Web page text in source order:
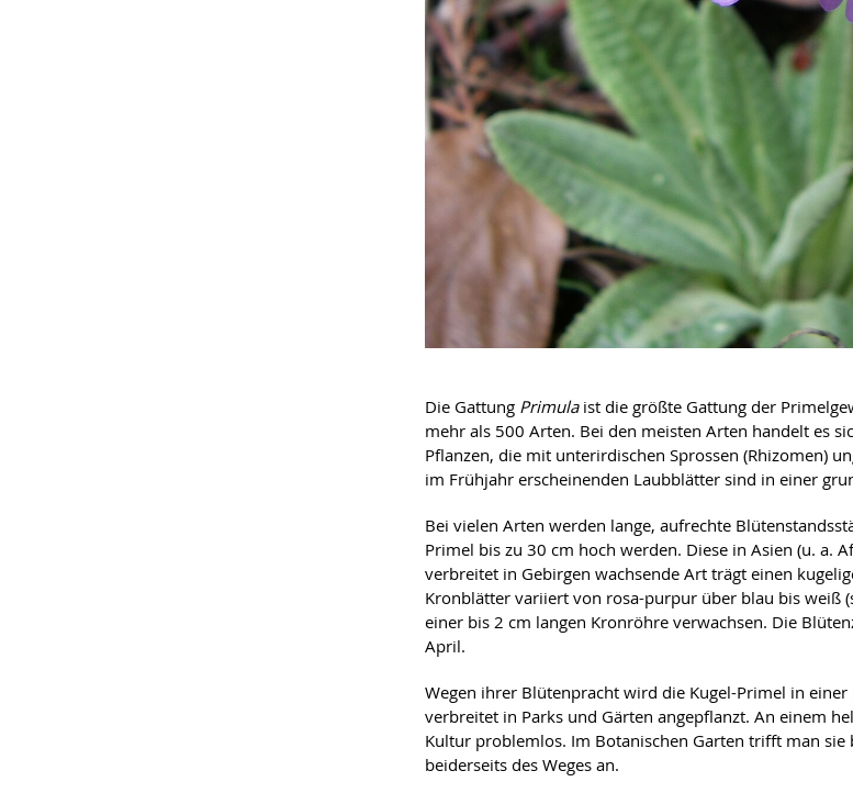
Die Gattung Primulaist die größte Gattung der
mehr als 500 Arten. Bei den meisten Arten handelt es
Pflanzen, die mit unterirdischen Sprossen (Rhizomen)
im Frühjahr erscheinenden Laubblätter sind in einer
Bei vielen Arten werden lange, aufrechte
Primel bis zu 30 cm hoch werden. Diese in Asien (u. a.
verbreitet in Gebirgen wachsende Art trägt einen
Kronblätter variiert von rosa-purpur über blau bis weiß
einer bis 2 cm langen Kronröhre verwachsen. Die
April.
Wegen ihrer Blütenpracht wird die Kugel-Primel in
verbreitet in Parks und Gärten angepflanzt. An einem
Kultur problemlos. Im Botanischen Garten trifft man sie
beiderseits des Weges an.